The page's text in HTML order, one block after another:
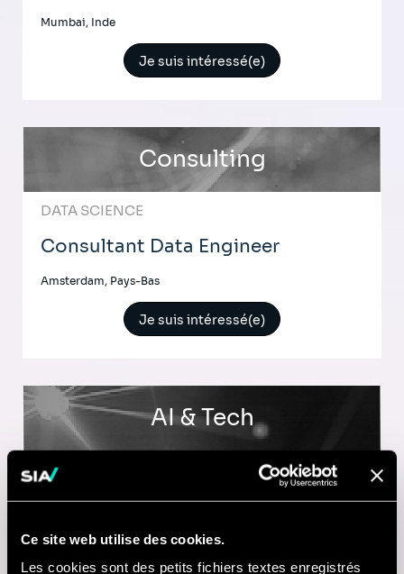
Ce site web utilise des cookies.
Les cookies sont des petits fichiers textes enregistrés
Mumbai, Inde
Je suis intéressé(e)
Consulting
DATA SCIENCE
Consultant Data Engineer
Amsterdam, Pays-Bas
Je suis intéressé(e)
AI & Tech
Senior Data Science Consultant